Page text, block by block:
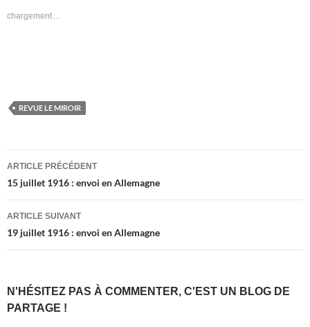
chargement…
REVUE LE MIROIR
Navigation
des
articles
ARTICLE PRÉCÉDENT
15 juillet 1916 : envoi en Allemagne
ARTICLE SUIVANT
19 juillet 1916 : envoi en Allemagne
N'HÉSITEZ PAS À COMMENTER, C'EST UN BLOG DE
PARTAGE !